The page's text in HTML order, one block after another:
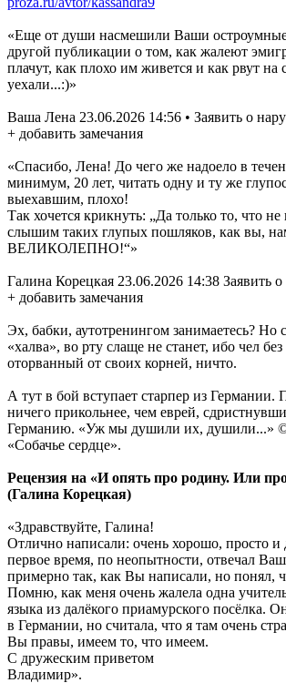
«Еще от души насмешили Ваши остроумные
другой публикации о том, как жалеют
плачут, как плохо им живется и как рвут на
уехали...:)»
Ваша Лена 23.06.2026 14:56 • Заявить о
+ добавить замечания
«Спасибо, Лена! До чего же надоело в
минимум, 20 лет, читать одну и ту же
выехавшим, плохо!
Так хочется крикнуть: „Да только то, что
слышим таких глупых пошляков, как вы,
ВЕЛИКОЛЕПНО!“»
Галина Корецкая 23.06.2026 14:38 Заявить
+ добавить замечания
Эх, бабки, аутотренингом занимаетесь? Но
«халва», во рту слаще не станет, ибо чел
оторванный от своих корней, ничто.
А тут в бой вступает старпер из Германии.
ничего прикольнее, чем еврей,
Германию. «Уж мы душили их, душили...»
«Собачье сердце».
Рецензия на «И опять про родину. Или
(Галина Корецкая)
«Здравствуйте, Галина!
Отлично написали: очень хорошо, просто и
первое время, по неопытности, отвечал
примерно так, как Вы написали, но понял,
Помню, как меня очень жалела одна
языка из далёкого приамурского посёлка.
в Германии, но считала, что я там очень
Вы правы, имеем то, что имеем.
С дружеским приветом
Владимир».